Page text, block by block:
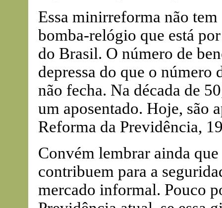
Essa minirreforma não
bomba-relógio que está
do Brasil. O número de
depressa do que o número
não fecha. Na década de
um aposentado. Hoje, são
Reforma da Previdência,
Convém lembrar ainda
contribuem para a
mercado informal. Pouco